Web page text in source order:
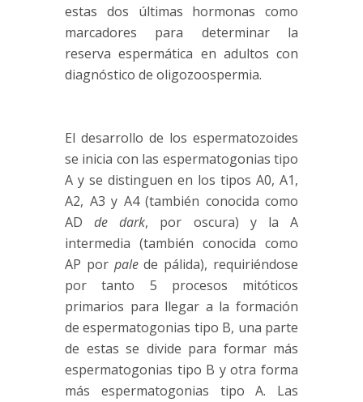
estas dos últimas hormonas como
marcadores para determinar la
reserva espermática en adultos con
diagnóstico de oligozoospermia.
El desarrollo de los espermatozoides
se inicia con las espermatogonias tipo
A y se distinguen en los tipos A0, A1,
A2, A3 y A4 (también conocida como
AD de dark, por oscura) y la A
intermedia (también conocida como
AP por palede pálida), requiriéndose
por tanto 5 procesos mitóticos
primarios para llegar a la formación
de espermatogonias tipo B, una parte
de estas se divide para formar más
espermatogonias tipo B y otra forma
más espermatogonias tipo A. Las